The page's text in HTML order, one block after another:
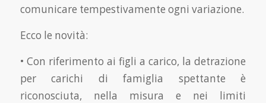
comunicare tempestivamente ogni variazione.
Ecco le novità:
• Con riferimento ai figli a carico, la detrazione
per carichi di famiglia spettante è
riconosciuta, nella misura e nei limiti